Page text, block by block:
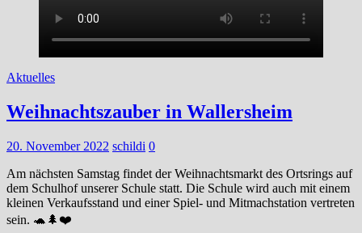
Aktuelles
Weihnachtszauber in Wallersheim
20. November 2022 schildi 0
Am nächsten Samstag findet der Weihnachtsmarkt des Ortsrings auf
dem Schulhof unserer Schule statt. Die Schule wird auch mit einem
kleinen Verkaufsstand und einer Spiel- und Mitmachstation vertreten
sein. 🐢🌲❤️